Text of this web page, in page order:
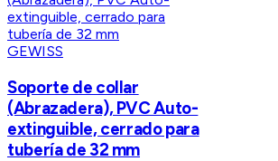
GEWISS
Soporte de collar
(Abrazadera), PVC Auto-
extinguible, cerrado para
tubería de 32 mm